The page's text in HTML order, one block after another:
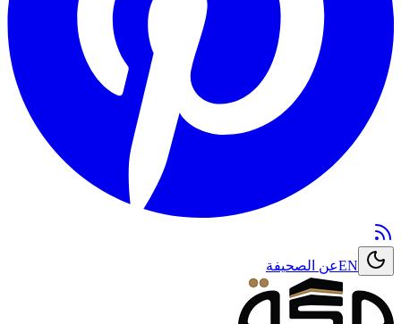
ENعن الصحيفة